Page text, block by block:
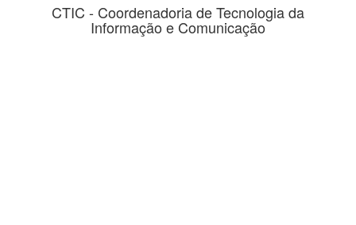
CTIC - Coordenadoria de Tecnologia da
Informação e Comunicação